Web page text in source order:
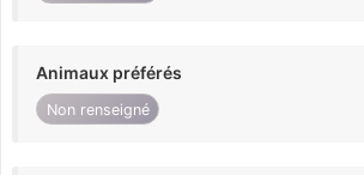
Animaux préférés
Non renseigné